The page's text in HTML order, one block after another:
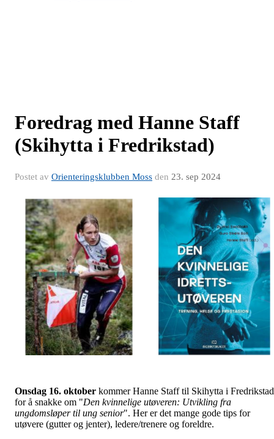
Foredrag med Hanne Staff
(Skihytta i Fredrikstad)
Postet av Orienteringsklubben Moss den 23. sep 2024
Onsdag 16. oktober kommer Hanne Staff til Skihytta i Fredrikstad
for å snakke om "Den kvinnelige utøveren: Utvikling fra
ungdomsløper til ung senior". Her er det mange gode tips for
utøvere (gutter og jenter), ledere/trenere og foreldre.